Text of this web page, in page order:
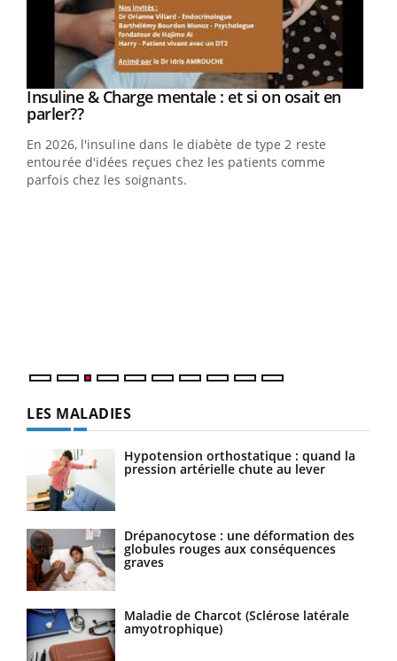
Youtube
Insuline & Charge mentale : et si on osait en
parler??Youtube
En 2026, l'insuline dans le diabète de type 2 reste
entourée d'idées reçues chez les patients comme
parfois chez les soignants.
LES MALADIES
Hypotension orthostatique : quand la
pression artérielle chute au lever
Drépanocytose : une déformation des
globules rouges aux conséquences
graves
Maladie de Charcot (Sclérose latérale
amyotrophique)